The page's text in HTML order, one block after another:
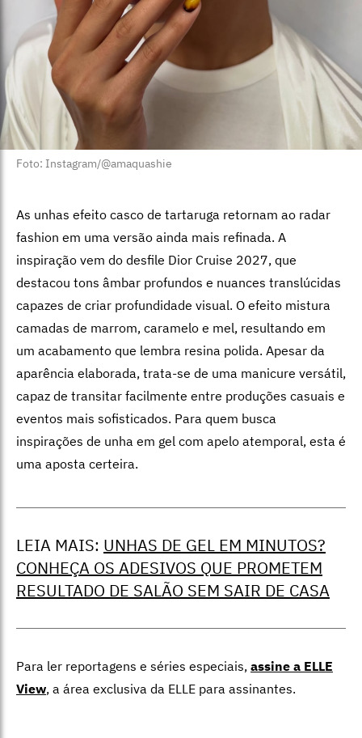
Foto: Instagram/@amaquashie
As unhas efeito casco de tartaruga retornam ao radar
fashion em uma versão ainda mais refinada. A
inspiração vem do desfile Dior Cruise 2027, que
destacou tons âmbar profundos e nuances translúcidas
capazes de criar profundidade visual. O efeito mistura
camadas de marrom, caramelo e mel, resultando em
um acabamento que lembra resina polida. Apesar da
aparência elaborada, trata-se de uma manicure versátil,
capaz de transitar facilmente entre produções casuais e
eventos mais sofisticados. Para quem busca
inspirações de unha em gel com apelo atemporal, esta é
uma aposta certeira.
LEIA MAIS: UNHAS DE GEL EM MINUTOS?
CONHEÇA OS ADESIVOS QUE PROMETEM
RESULTADO DE SALÃO SEM SAIR DE CASA
Para ler reportagens e séries especiais, assine a ELLE
View, a área exclusiva da ELLE para assinantes.